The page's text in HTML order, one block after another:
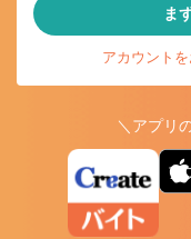
ま
アカウント
＼アプリ
ア